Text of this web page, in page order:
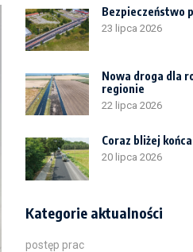
Bezpieczeństwo
23 lipca 2026
Nowa droga dla
regionie
22 lipca 2026
Coraz bliżej końca
20 lipca 2026
Kategorie aktualności
postęp prac